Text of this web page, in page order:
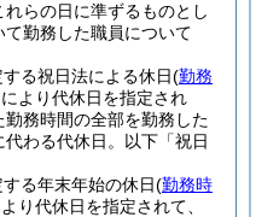
れらの日に準ずるものとし
勤務した職員について
する祝日法による休日(勤務
より代休日を指定され
務時間の全部を勤務した
わる代休日。以下「祝日
する年末年始の休日(勤務時
り代休日を指定されて、